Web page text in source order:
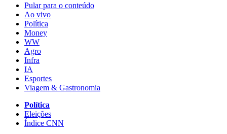
Pular para o conteúdo
Ao vivo
Política
Money
WW
Agro
Infra
IA
Esportes
Viagem & Gastronomia
Política
Eleições
Índice CNN